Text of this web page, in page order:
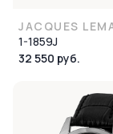
JACQUES
1-1859J
32 550 руб.